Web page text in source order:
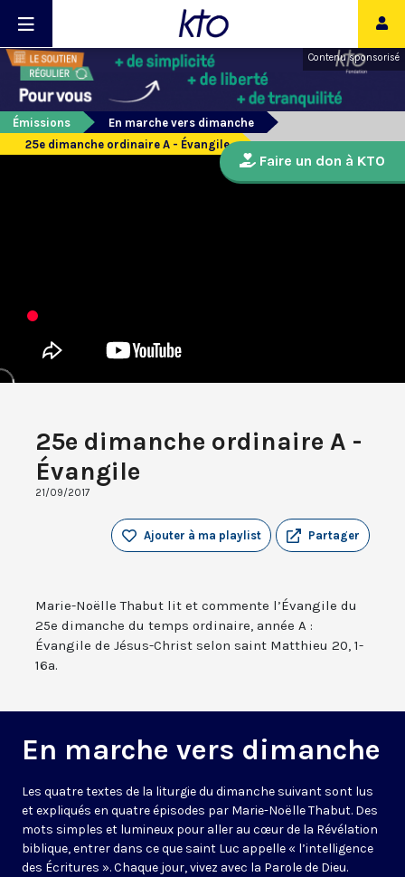
Contenu sponsorisé
Émissions
En marche vers dimanche
25e dimanche ordinaire A - Évangile
25e dimanche ordinaire A -
Évangile
21/09/2017
Partager
Ajouter à ma playlist
Marie-Noëlle Thabut lit et commente l’Évangile du
25e dimanche du temps ordinaire, année A :
Évangile de Jésus-Christ selon saint Matthieu 20, 1-
16a.
En marche vers dimanche
Les quatre textes de la liturgie du dimanche suivant sont lus
et expliqués en quatre épisodes par Marie-Noëlle Thabut. Des
mots simples et lumineux pour aller au cœur de la Révélation
biblique, entrer dans ce que saint Luc appelle « l’intelligence
des Écritures ». Chaque jour, vivez avec la Parole de Dieu.
Faire un don à KTO